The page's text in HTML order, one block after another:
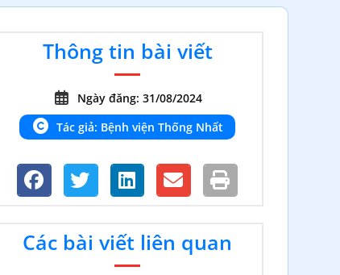
Thông tin bài viết
Ngày đăng: 31/08/2024
Tác giả: Bệnh viện Thống Nhất
Các bài viết liên quan